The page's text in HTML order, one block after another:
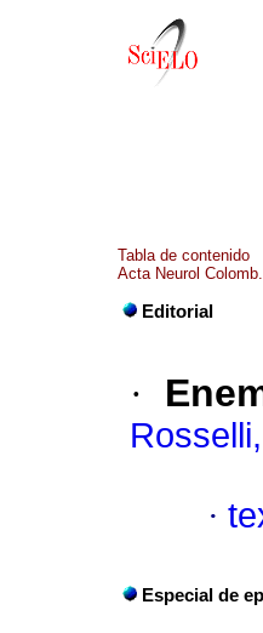
Tabla de contenido
Acta Neurol
Editorial
·
·
Especial de